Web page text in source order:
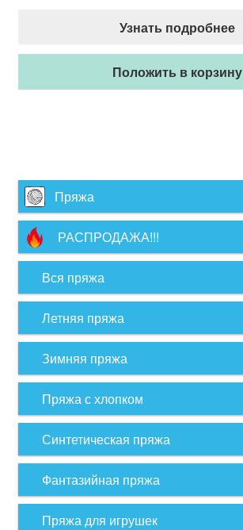
Узнать подробнее
Положить в корзину
Пряжа
РАСПРОДАЖА!!!
Вся пряжа
Летняя пряжа
Зимняя пряжа
Пряжа с хлопком
Синтетическая пряжа
Фантазийная пряжа
Пряжа для игрушек